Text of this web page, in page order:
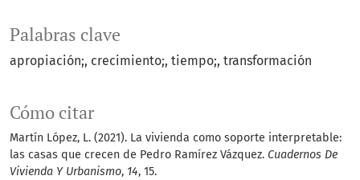
Palabras clave
apropiación; crecimiento; tiempo; transformación
Cómo citar
Martín López, L. (2021). La vivienda como soporte interpretable:
las casas que crecen de Pedro Ramírez Vázquez. Cuadernos De
Vivienda Y Urbanismo, 14, 15.